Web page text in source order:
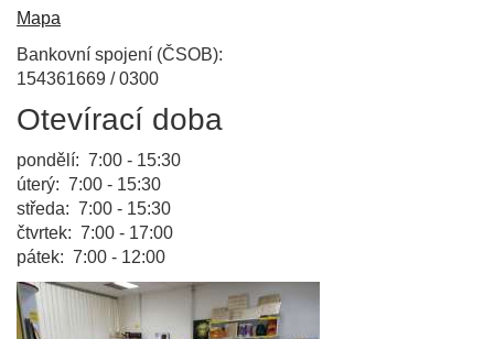
Mapa
Bankovní spojení (ČSOB):
154361669 / 0300
Otevírací doba
pondělí: 7:00 - 15:30
úterý: 7:00 - 15:30
středa: 7:00 - 15:30
čtvrtek: 7:00 - 17:00
pátek: 7:00 - 12:00